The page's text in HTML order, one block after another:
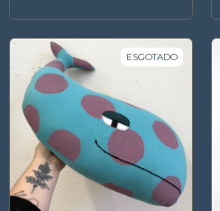
ESGOTADO